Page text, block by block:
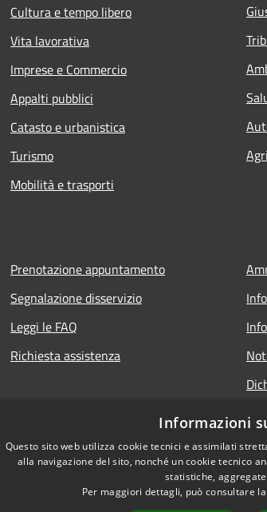
Cultura e tempo libero
Vita lavorativa
Imprese e Commercio
Appalti pubblici
Catasto e urbanistica
Turismo
Mobilità e trasporti
Prenotazione appuntamento
Segnalazione disservizio
Leggi le FAQ
Richiesta assistenza
Informazioni
Questo sito web utilizza cookie tecnici e assimilati
alla navigazione del sito, nonché un cookie tecnico
statistiche,
Per maggiori dettagli, può consultare